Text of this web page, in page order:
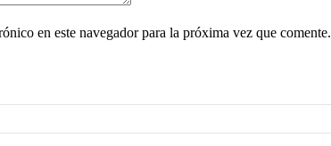
en este navegador para la próxima vez que comente.